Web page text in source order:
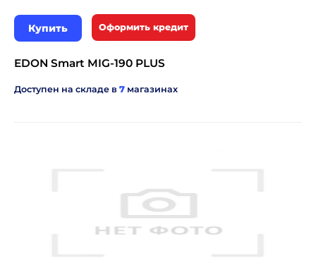
Купить Оформить кредит
EDON Smart MIG-190 PLUS
Доступен на складе в 7 магазинах